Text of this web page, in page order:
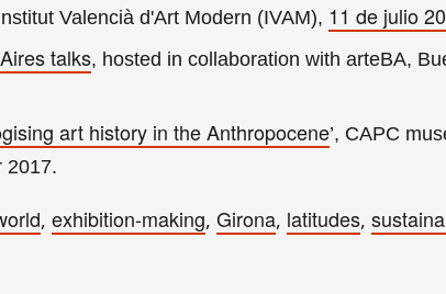
Valencià d'Art Modern (IVAM), 11 de julio
talks, hosted in collaboration with arteBA,
art history in the Anthropocene’, CAPC
2017.
, exhibition-making, Girona, latitudes,